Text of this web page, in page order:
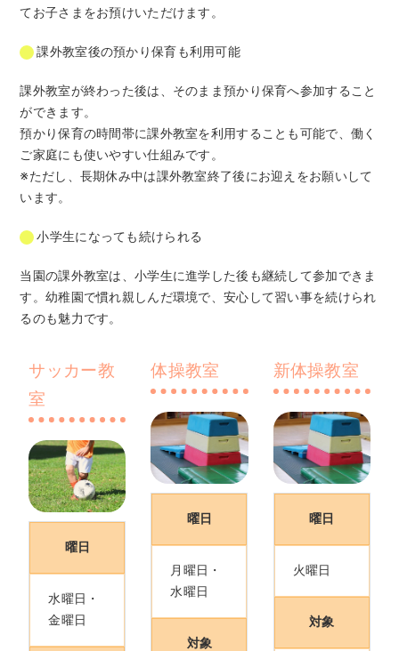
てお子さまをお預けいただけます。
課外教室後の預かり保育も利用可能
課外教室が終わった後は、そのまま預かり保育へ参加すること
ができます。
預かり保育の時間帯に課外教室を利用することも可能で、働く
ご家庭にも使いやすい仕組みです。
※ただし、長期休み中は課外教室終了後にお迎えをお願いして
います。
小学生になっても続けられる
当園の課外教室は、小学生に進学した後も継続して参加できま
す。幼稚園で慣れ親しんだ環境で、安心して習い事を続けられ
るのも魅力です。
サッカー教
室
曜日
水曜日・
金曜日
体操教室
曜日
月曜日・
水曜日
対象
新体操教室
曜日
火曜日
対象